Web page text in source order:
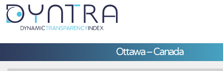
Ottawa – Canada